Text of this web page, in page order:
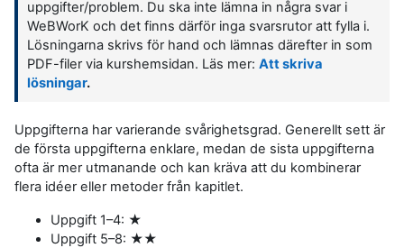
uppgifter/problem. Du ska inte lämna in några svar i
WeBWorK och det finns därför inga svarsrutor att fylla i.
Lösningarna skrivs för hand och lämnas därefter in som
PDF-filer via kurshemsidan. Läs mer: Att skriva
lösningar.
Uppgifterna har varierande svårighetsgrad. Generellt sett är
de första uppgifterna enklare, medan de sista uppgifterna
ofta är mer utmanande och kan kräva att du kombinerar
flera idéer eller metoder från kapitlet.
Uppgift 1–4: ★
Uppgift 5–8: ★★